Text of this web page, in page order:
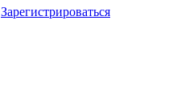
Зарегистрироваться